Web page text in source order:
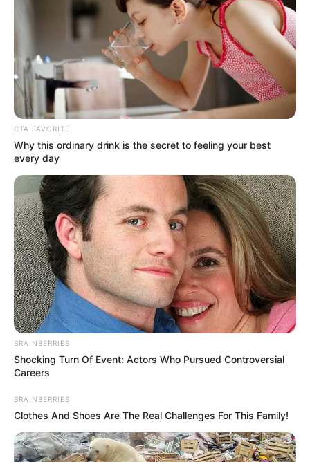
Ni los niños se salvan de
los grupos subversivos: el
ELN instaló mina cerca a
colegio en Pueblo Rico,
Risaralda
CATATUMBO
atentado terrorista del ELN
Gabarra, Norte de
Santander
CARGAR MÁS
TEMAS DESTACADOS
EMERGENCIAS POR LLUVIAS
FUERTES LLUVIAS
VIA AL LLANO
LIGA BETPLAY
CORTES DE LUZ
CTA FAVORITE
Why this ordinary drink is the secret to feeling your best
every day
BRAINBERRIES
Shocking Turn Of Event: Actors Who Pursued Controversial
Careers
BRAINBERRIES
Clothes And Shoes Are The Real Challenges For This Family!